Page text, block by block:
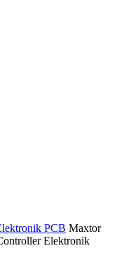
PCB Maxtor
Elektronik